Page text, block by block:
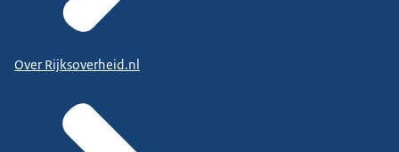
Over Rijksoverheid.nl